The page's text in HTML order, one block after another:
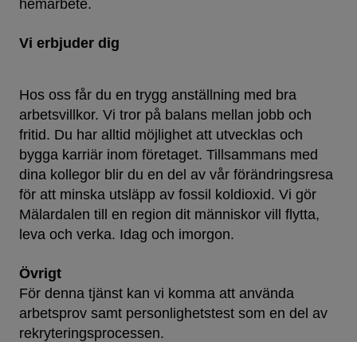
hemarbete.
Vi erbjuder dig
Hos oss får du en trygg anställning med bra
arbetsvillkor. Vi tror på balans mellan jobb och
fritid. Du har alltid möjlighet att utvecklas och
bygga karriär inom företaget. Tillsammans med
dina kollegor blir du en del av vår förändringsresa
för att minska utsläpp av fossil koldioxid. Vi gör
Mälardalen till en region dit människor vill flytta,
leva och verka. Idag och imorgon.
Övrigt
För denna tjänst kan vi komma att använda
arbetsprov samt personlighetstest som en del av
rekryteringsprocessen.